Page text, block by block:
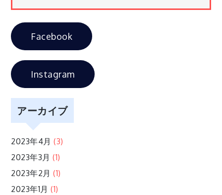
ゲ
ー
シ
ョ
ン
Facebook
Instagram
アーカイブ
2023年4月 (3)
2023年3月 (1)
2023年2月 (1)
2023年1月 (1)